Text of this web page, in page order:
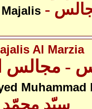
Majalis
Al Marzia
Muhammad
سیّد محمّد